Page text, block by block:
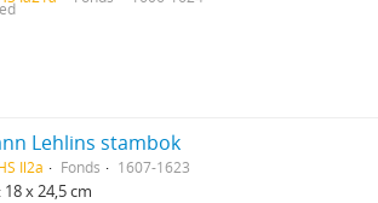
Lehlins stambok
Il2a Fonds 1607-1623
x 24,5 cm